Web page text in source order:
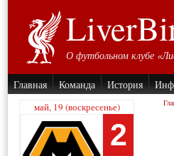
О футбольном клубе
Главная Команда История
май, 19 (воскресенье)
2